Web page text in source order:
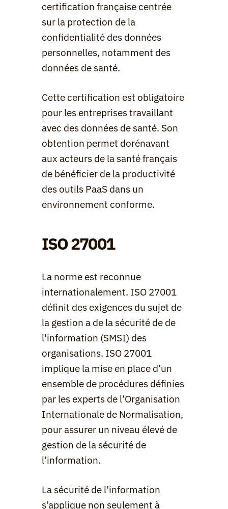
certification française centrée
sur la protection de la
confidentialité des données
personnelles, notamment des
données de santé.
Cette certification est obligatoire
pour les entreprises travaillant
avec des données de santé. Son
obtention permet dorénavant
aux acteurs de la santé français
de bénéficier de la productivité
des outils PaaS dans un
environnement conforme.
ISO 27001
La norme est reconnue
internationalement. ISO 27001
définit des exigences du sujet de
la gestion a de la sécurité de de
l'information (SMSI) des
organisations. ISO 27001
implique la mise en place d’un
ensemble de procédures définies
par les experts de l’Organisation
Internationale de Normalisation,
pour assurer un niveau élevé de
gestion de la sécurité de
l’information.
La sécurité de l’information
s’applique non seulement à